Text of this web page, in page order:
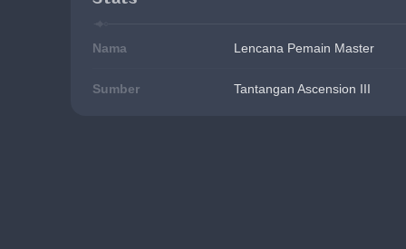
Nama Lencana Pemain Master
Sumber Tantangan Ascension III